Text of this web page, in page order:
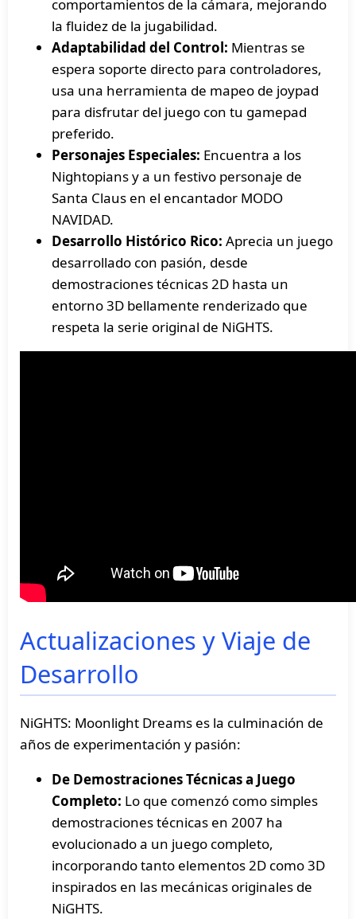
comportamientos de la cámara, mejorando
la fluidez de la jugabilidad.
Adaptabilidad del Control: Mientras se
espera soporte directo para controladores,
usa una herramienta de mapeo de joypad
para disfrutar del juego con tu gamepad
preferido.
Personajes Especiales: Encuentra a los
Nightopians y a un festivo personaje de
Santa Claus en el encantador MODO
NAVIDAD.
Desarrollo Histórico Rico: Aprecia un juego
desarrollado con pasión, desde
demostraciones técnicas 2D hasta un
entorno 3D bellamente renderizado que
respeta la serie original de NiGHTS.
Actualizaciones y Viaje de
Desarrollo
NiGHTS: Moonlight Dreams es la culminación de
años de experimentación y pasión:
De Demostraciones Técnicas a Juego
Completo: Lo que comenzó como simples
demostraciones técnicas en 2007 ha
evolucionado a un juego completo,
incorporando tanto elementos 2D como 3D
inspirados en las mecánicas originales de
NiGHTS.